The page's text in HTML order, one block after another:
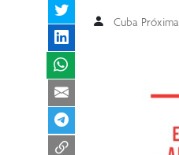
Cuba Próxima